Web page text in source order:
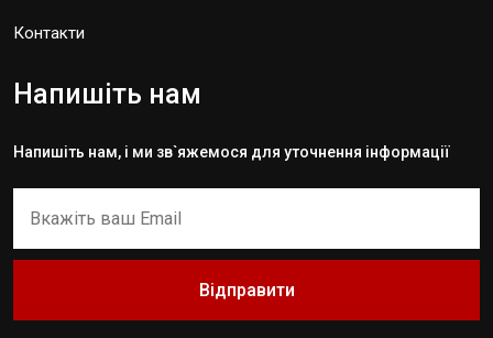
Контакти
Напишіть нам
Напишіть нам, і ми зв`яжемося для уточнення інформації
Відправити